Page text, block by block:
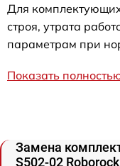
Для
строя, утрата
параметрам при
Показать
Замена
S502-02 Roborock